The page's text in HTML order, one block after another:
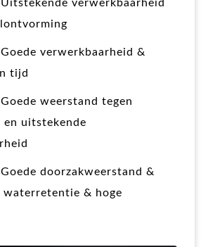
verwerkbaarheid
verwerkbaarheid &
tijd
weerstand tegen
en uitstekende
doorzakweerstand &
waterretentie & hoge